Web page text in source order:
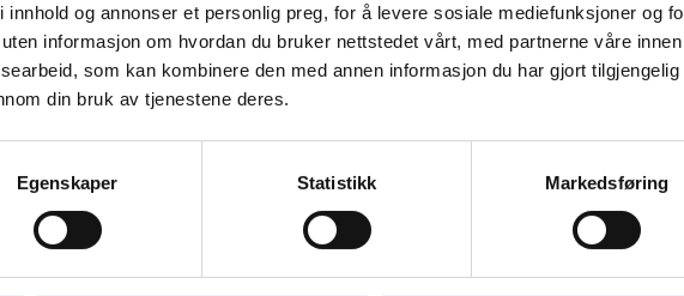
og annonser et personlig preg, for å levere sosiale mediefunksjoner og
informasjon om hvordan du bruker nettstedet vårt, med partnerne våre innen
som kan kombinere den med annen informasjon du har gjort tilgjengelig
din bruk av tjenestene deres.
Egenskaper Statistikk Markedsføring